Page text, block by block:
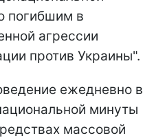
погибшим в
агрессии
против Украины".
ежедневно в
минуты
массовой